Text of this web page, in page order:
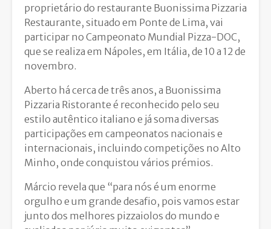
proprietário do restaurante Buonissima Pizzaria
Restaurante, situado em Ponte de Lima, vai
participar no Campeonato Mundial Pizza-DOC,
que se realiza em Nápoles, em Itália, de 10 a 12 de
novembro.
Aberto há cerca de três anos, a Buonissima
Pizzaria Ristorante é reconhecido pelo seu
estilo autêntico italiano e já soma diversas
participações em campeonatos nacionais e
internacionais, incluindo competições no Alto
Minho, onde conquistou vários prémios.
Márcio revela que “para nós é um enorme
orgulho e um grande desafio, pois vamos estar
junto dos melhores pizzaiolos do mundo e